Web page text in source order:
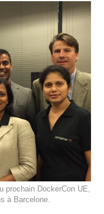
prochain DockerCon UE,
à Barcelone.